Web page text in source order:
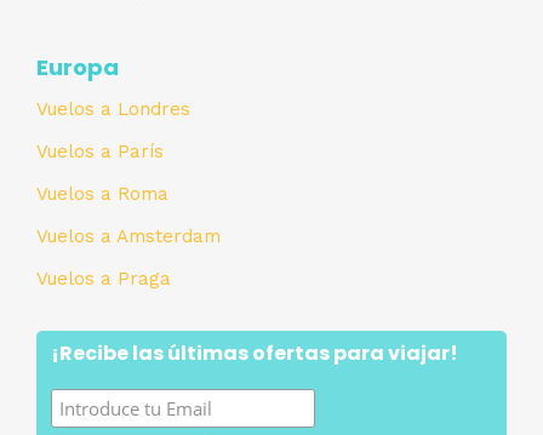
Europa
Vuelos a Londres
Vuelos a París
Vuelos a Roma
Vuelos a Amsterdam
Vuelos a Praga
¡Recibe las últimas ofertas para viajar!